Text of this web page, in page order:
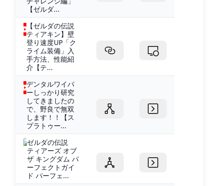
【ゼルダ...
【ゼルダの伝説
ティアキン】壁
登り速度UP「ク
ライム装備」入
手方法、性能紹
介【テ...
デンタルワイパ
ーしっかり研究
してきましたの
で、野良で無双
します！！【ス
プラトゥー...
ゼルダの伝説
ティアーズ オブ
ザ キングダム パ
ーフェクトガイ
ド パーフェ...